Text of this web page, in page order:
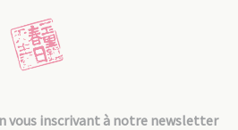
vous inscrivant à notre newsletter